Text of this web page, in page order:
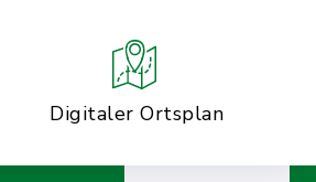
Digitaler Ortsplan